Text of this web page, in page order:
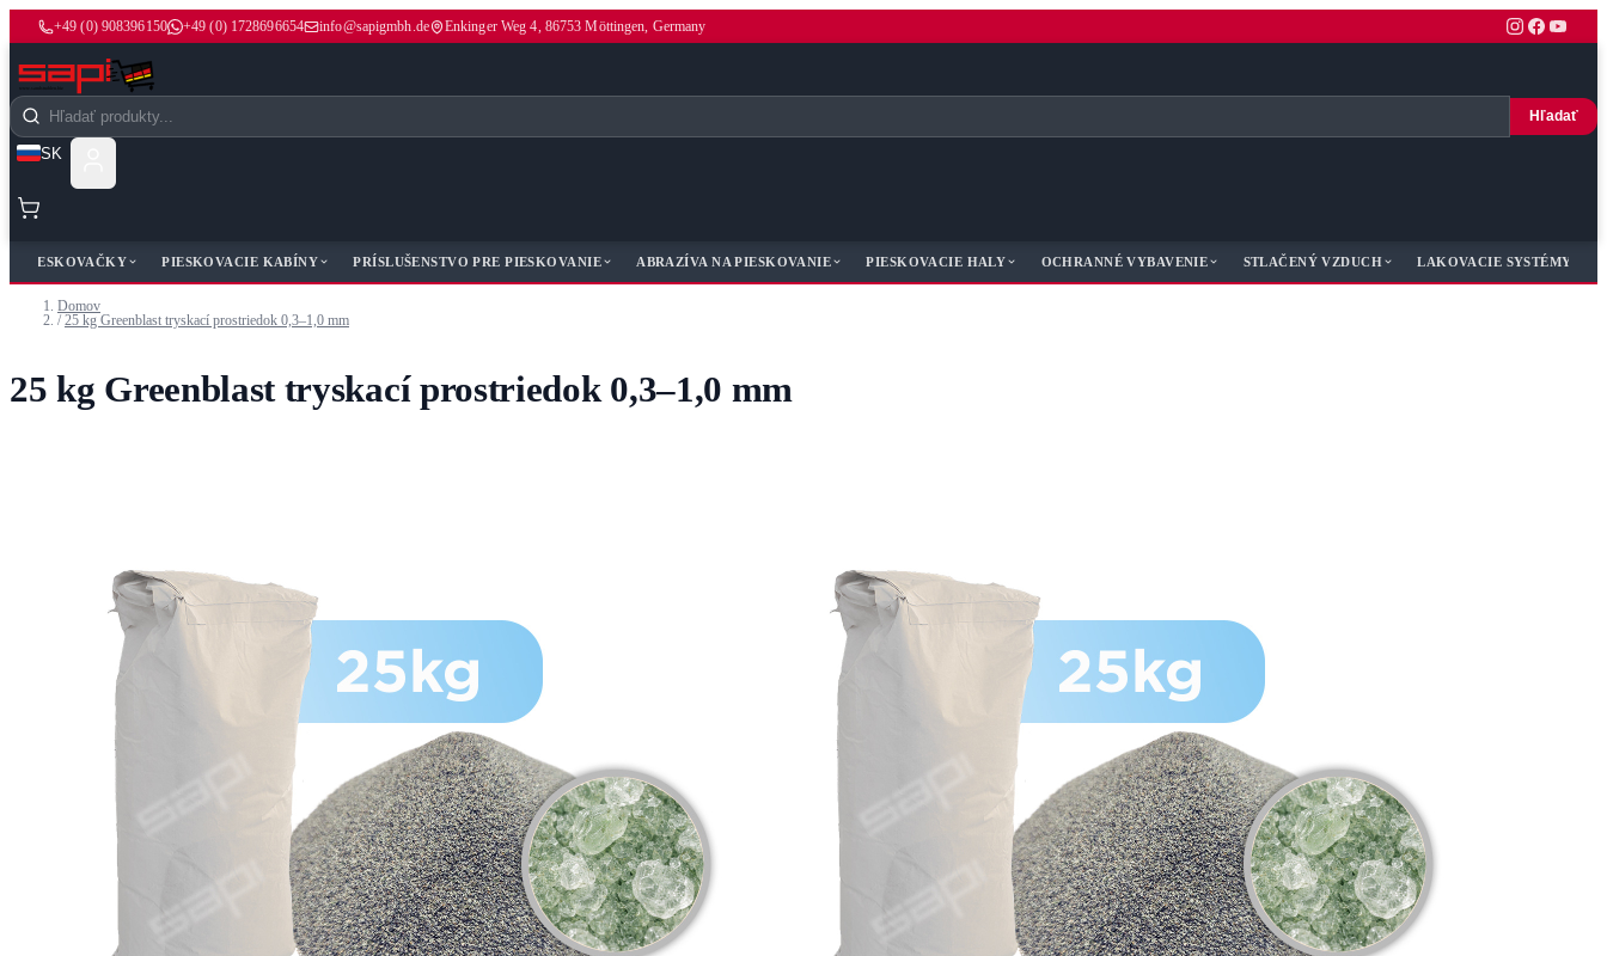
+49 (0) 908396150 +49 (0) 1728696654 info@sapigmbh.de Enkinger Weg 4, 86753 Möttingen, Germany
Search Hľadať
SK
PIESKOVAČKY PIESKOVACIE KABÍNY PRÍSLUŠENSTVO PRE PIESKOVANIE ABRAZÍVA NA PIESKOVANIE PIESKOVACIE HALY OCHRANNÉ VYBAVENIE STLAČENÝ VZDUCH LAKOVACIE SYSTÉMY
Domov
/ 25 kg Greenblast tryskací prostriedok 0,3–1,0 mm
25 kg Greenblast tryskací prostriedok 0,3–1,0 mm